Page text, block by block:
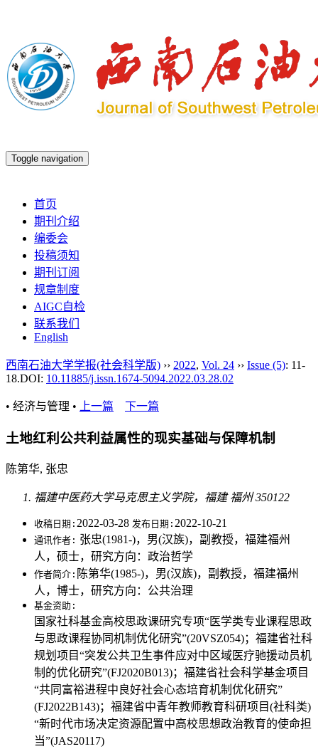
Toggle navigation
首页
期刊介绍
编委会
投稿须知
期刊订阅
规章制度
AIGC自检
联系我们
English
西南石油大学学报(社会科学版) ›› 2022, Vol. 24 ›› Issue (5): 11-
18.DOI: 10.11885/j.issn.1674-5094.2022.03.28.02
• 经济与管理 • 上一篇 下一篇
土地红利公共利益属性的现实基础与保障机制
陈第华, 张忠
福建中医药大学马克思主义学院，福建 福州 350122
收稿日期: 2022-03-28 发布日期: 2022-10-21
通讯作者: 张忠(1981-)，男(汉族)，副教授，福建福州
人，硕士，研究方向：政治哲学
作者简介: 陈第华(1985-)，男(汉族)，副教授，福建福州
人，博士，研究方向：公共治理
基金资助:
国家社科基金高校思政课研究专项“医学类专业课程思政
与思政课程协同机制优化研究”(20VSZ054)；福建省社科
规划项目“突发公共卫生事件应对中区域医疗驰援动员机
制的优化研究”(FJ2020B013)；福建省社会科学基金项目
“共同富裕进程中良好社会心态培育机制优化研究”
(FJ2022B143)；福建省中青年教师教育科研项目(社科类)
“新时代市场决定资源配置中高校思想政治教育的使命担
当”(JAS20117)